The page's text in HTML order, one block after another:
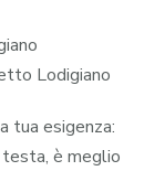
Lodigiano
tua esigenza:
testa, è meglio